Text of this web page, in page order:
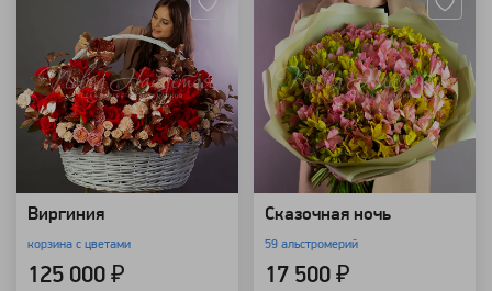
Виргиния
корзина с цветами
125 000 ₽
Сказочная ночь
59 альстромерий
17 500 ₽